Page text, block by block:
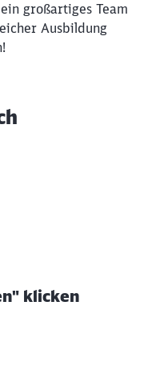
großartiges Team
Ausbildung
klicken